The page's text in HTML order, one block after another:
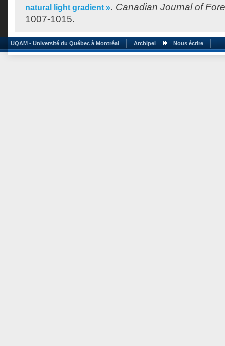
natural light gradient ». Canadian Journal of
1007-1015.
UQAM - Université du Québec à Montréal Archipel Nous écrire